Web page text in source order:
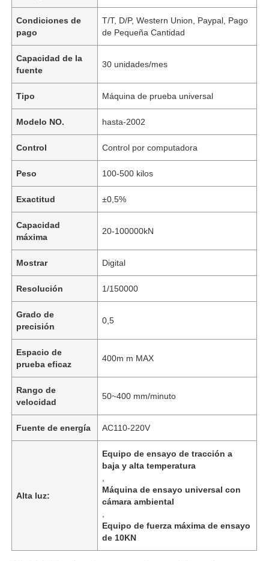
Condiciones de
pago
T/T, D/P, Western Union, Paypal, Pago
de Pequeña Cantidad
Capacidad de la
fuente
30 unidades/mes
Tipo Máquina de prueba universal
Modelo NO. hasta-2002
Control Control por computadora
Peso 100-500 kilos
Exactitud ±0,5%
Capacidad
máxima
20-100000kN
Mostrar Digital
Resolución 1/150000
Grado de
precisión
0,5
Espacio de
prueba eficaz
400m m MAX
Rango de
velocidad
50~400 mm/minuto
Fuente de energía AC110-220V
Alta luz:
Equipo de ensayo de tracción a
baja y alta temperatura
Máquina de ensayo universal con
cámara ambiental
Equipo de fuerza máxima de ensayo
de 10KN